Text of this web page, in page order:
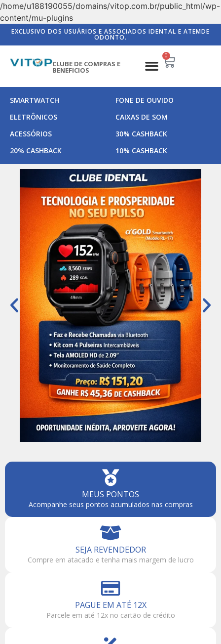
/home/u188190055/domains/vitop.com.br/public_html/wp-
content/mu-plugins
EXCLUSIVO DOS USUÁRIOS E ASSOCIADOS IDENTAL E ATEMDE
ODONTO.
CLUBE DE COMPRAS E
BENEFICIOS
0
SMARTWATCH
FONE DE OUVIDO
ELETRÔNICOS
CAIXAS DE SOM
ACESSÓRIOS
30% CASHBACK
20% CASHBACK
10% CASHBACK
MEUS PONTOS
Acompanhe seus pontos acumulados nas compras
SEJA REVENDEDOR
Compre em atacado e tenha mais margem de lucro
PAGUE EM ATÉ 12X
Parcele em até 12x no cartão de crédito